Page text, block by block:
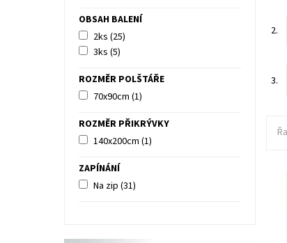
2.
3.
OBSAH BALENÍ
2ks (25)
3ks (5)
ROZMĚR POLŠTÁŘE
70x90cm (1)
ROZMĚR PŘIKRÝVKY
140x200cm (1)
ZAPÍNÁNÍ
Na zip (31)